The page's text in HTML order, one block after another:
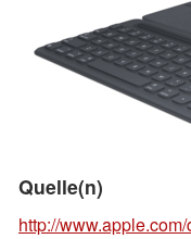
Quelle(n)
http://